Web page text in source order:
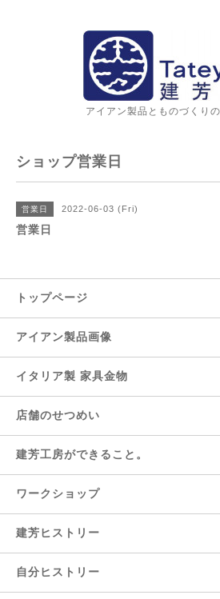
アイアン製品とものづくり
ショップ営業日
営業日 2022-06-03 (Fri)
営業日
トップページ
アイアン製品画像
イタリア製 家具金物
店舗のせつめい
建芳工房ができること。
ワークショップ
建芳ヒストリー
自分ヒストリー